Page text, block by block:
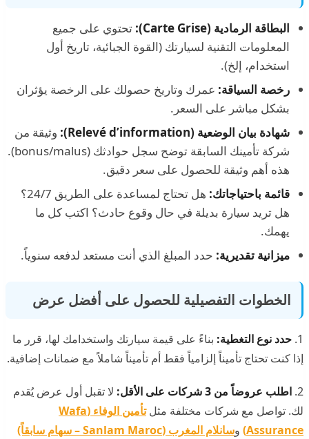
البطاقة الرمادية (Carte Grise):
تحتوي على جميع
المعلومات التقنية لسيارتك (القوة الجبائية، تاريخ أول
استخدام، إلخ).
رخصة السياقة: عمرك وتاريخ حصولك على الرخصة يؤثران
بشكل مباشر على السعر.
شهادة بيان الوضعية (Relevé d’information):
وثيقة من
شركة تأمينك السابقة توضح سجل حوادثك (bonus/malus).
هذه أهم وثيقة للحصول على سعر دقيق.
قائمة باحتياجاتك:
هل تحتاج لمساعدة على الطريق 24/7؟
هل تريد سيارة بديلة في حال وقوع حادث؟ اكتب كل ما
يهمك.
ميزانية تقديرية: حدد المبلغ الذي أنت مستعد لدفعه سنوياً.
الخطوات التفصيلية للحصول على أفضل عرض
1. حدد نوع التغطية: بناءً على قيمة سيارتك واستخدامك لها، قرر ما
إذا كنت تحتاج تأميناً إلزامياً فقط أم تأميناً شاملاً مع ضمانات إضافية.
2. اطلب عروضاً من 3 شركات على الأقل:
لا تقبل أول عرض يُقدم
لك. تواصل مع شركات مختلفة مثل
تأمين الوفاء (Wafa
Assurance) وسانلام المغرب (Sanlam Maroc – سهام سابقاً)